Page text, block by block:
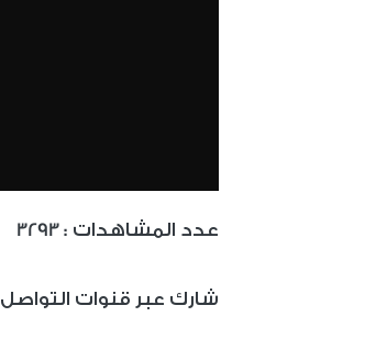
3293 : عدد المشاهدات
شارك عبر قنوات التواصل